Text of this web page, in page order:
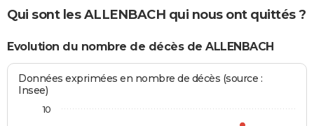
Qui sont les ALLENBACH qui nous ont quittés ?
Evolution du nombre de décès de ALLENBACH
Données exprimées en nombre de décès (source :
Insee)
10